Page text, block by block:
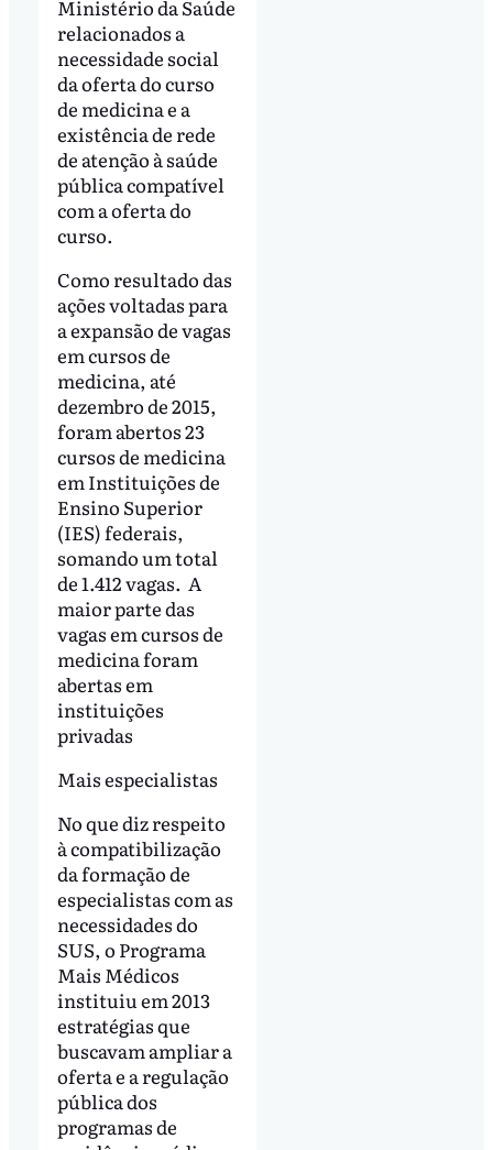
Ministério da Saúde
relacionados a
necessidade social
da oferta do curso
de medicina e a
existência de rede
de atenção à saúde
pública compatível
com a oferta do
curso.
Como resultado das
ações voltadas para
a expansão de vagas
em cursos de
medicina, até
dezembro de 2015,
foram abertos 23
cursos de medicina
em Instituições de
Ensino Superior
(IES) federais,
somando um total
de 1.412 vagas. A
maior parte das
vagas em cursos de
medicina foram
abertas em
instituições
privadas
Mais especialistas
No que diz respeito
à compatibilização
da formação de
especialistas com as
necessidades do
SUS, o Programa
Mais Médicos
instituiu em 2013
estratégias que
buscavam ampliar a
oferta e a regulação
pública dos
programas de